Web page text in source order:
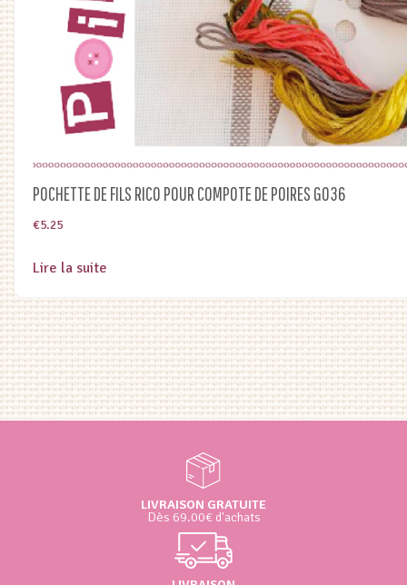
POCHETTE DE FILS RICO POUR COMPOTE DE POIRES G036
€5.25
Lire la suite
LIVRAISON GRATUITE
Dès 69.00€ d'achats